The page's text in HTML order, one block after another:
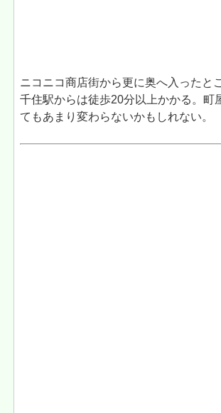
ニコニコ商店街から更に奥へ入ったと
千住駅からは徒歩20分以上かかる。町
てもあまり変わらないかもしれない。